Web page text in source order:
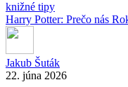
knižné tipy
Harry Potter: Prečo nás
Jakub Šuták
22. júna 2026